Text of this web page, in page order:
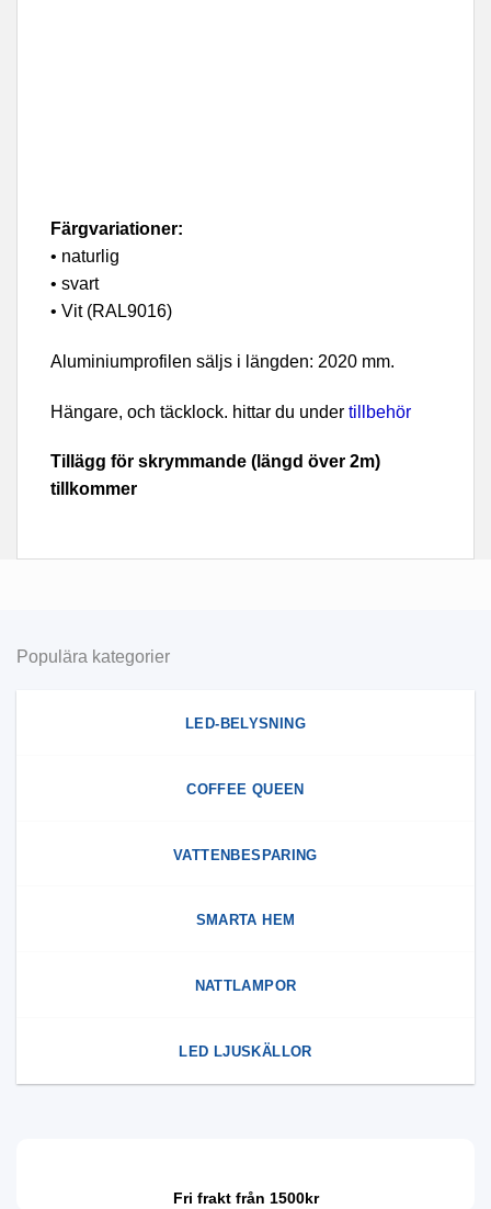
Färgvariationer:
• naturlig
• svart
• Vit (RAL9016)
Aluminiumprofilen säljs i längden: 2020 mm.
Hängare, och täcklock. hittar du under tillbehör
Tillägg för skrymmande (längd över 2m)
tillkommer
Populära kategorier
LED-BELYSNING
COFFEE QUEEN
VATTENBESPARING
SMARTA HEM
NATTLAMPOR
LED LJUSKÄLLOR
Fri frakt från 1500kr